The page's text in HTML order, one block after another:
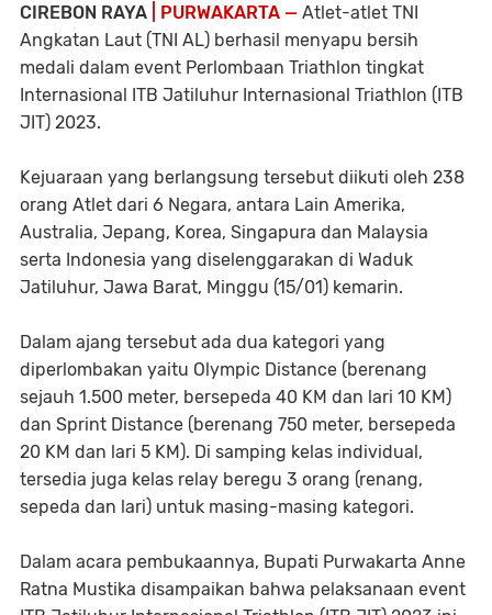
CIREBON RAYA | PURWAKARTA — Atlet-atlet TNI
Angkatan Laut (TNI AL) berhasil menyapu bersih
medali dalam event Perlombaan Triathlon tingkat
Internasional ITB Jatiluhur Internasional Triathlon (ITB
JIT) 2023.
Kejuaraan yang berlangsung tersebut diikuti oleh 238
orang Atlet dari 6 Negara, antara Lain Amerika,
Australia, Jepang, Korea, Singapura dan Malaysia
serta Indonesia yang diselenggarakan di Waduk
Jatiluhur, Jawa Barat, Minggu (15/01) kemarin.
Dalam ajang tersebut ada dua kategori yang
diperlombakan yaitu Olympic Distance (berenang
sejauh 1.500 meter, bersepeda 40 KM dan lari 10 KM)
dan Sprint Distance (berenang 750 meter, bersepeda
20 KM dan lari 5 KM). Di samping kelas individual,
tersedia juga kelas relay beregu 3 orang (renang,
sepeda dan lari) untuk masing-masing kategori.
Dalam acara pembukaannya, Bupati Purwakarta Anne
Ratna Mustika disampaikan bahwa pelaksanaan event